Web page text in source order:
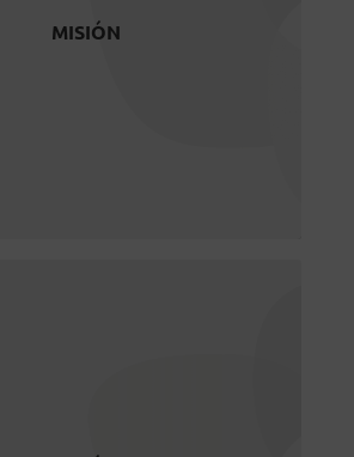
MISIÓNnuevas ideas,